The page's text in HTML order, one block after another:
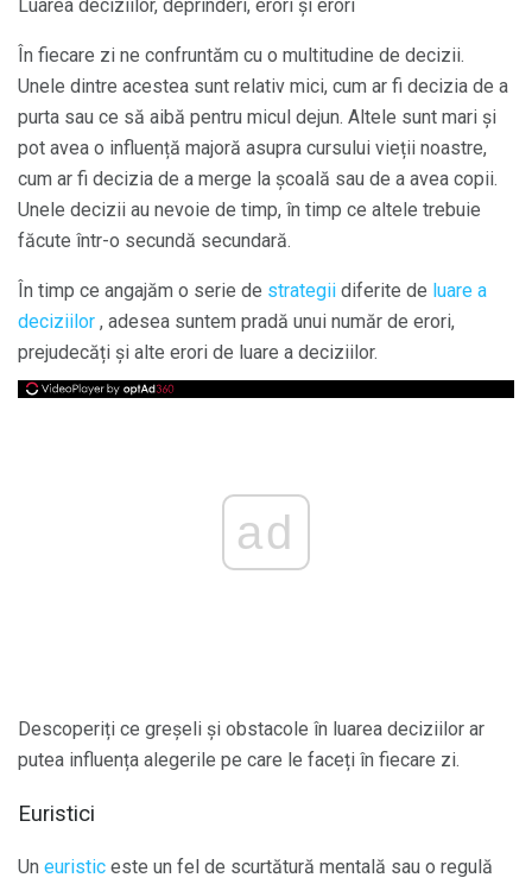
Luarea deciziilor, deprinderi, erori și erori
În fiecare zi ne confruntăm cu o multitudine de decizii.
Unele dintre acestea sunt relativ mici, cum ar fi decizia de a
purta sau ce să aibă pentru micul dejun. Altele sunt mari și
pot avea o influență majoră asupra cursului vieții noastre,
cum ar fi decizia de a merge la școală sau de a avea copii.
Unele decizii au nevoie de timp, în timp ce altele trebuie
făcute într-o secundă secundară.
În timp ce angajăm o serie de strategii diferite de luare a
deciziilor , adesea suntem pradă unui număr de erori,
prejudecăți și alte erori de luare a deciziilor.
ad
Descoperiți ce greșeli și obstacole în luarea deciziilor ar
putea influența alegerile pe care le faceți în fiecare zi.
Euristici
Un euristic este un fel de scurtătură mentală sau o regulă